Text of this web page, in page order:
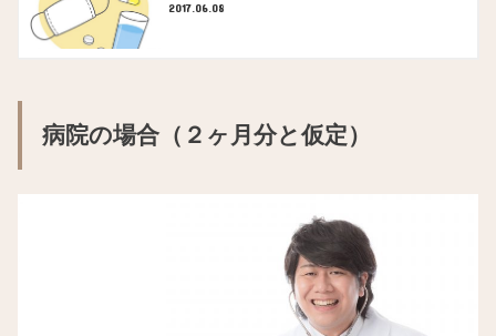
2017.06.08
病院の場合（２ヶ月分と仮定）